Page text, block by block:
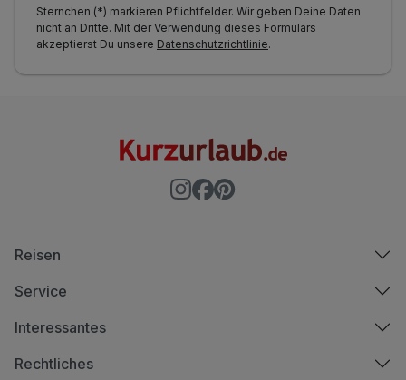
Sternchen (*) markieren Pflichtfelder. Wir geben Deine Daten
nicht an Dritte. Mit der Verwendung dieses Formulars
akzeptierst Du unsere Datenschutzrichtlinie.
Reisen
Service
Interessantes
Rechtliches